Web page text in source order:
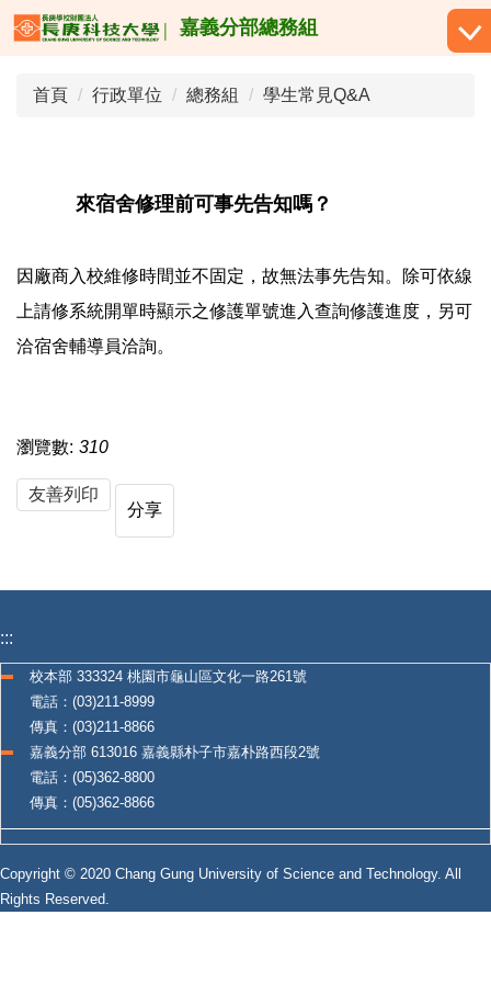
跳
到
嘉義分部總務組
首頁 行政單位 總務組 學生常見Q&A
來宿舍修理前可事先告知嗎？
因廠商入校維修時間並不固定，故無法事先告知。除可依線
上請修系統開單時顯示之修護單號進入查詢修護進度，另可
洽宿舍輔導員洽詢。
瀏覽數: 310
友善列印
分享
:::
校本部 333324 桃園市龜山區文化一路261號
電話：(03)211-8999
傳真：(03)211-8866
嘉義分部 613016 嘉義縣朴子市嘉朴路西段2號
電話：(05)362-8800
傳真：(05)362-8866
Copyright © 2020 Chang Gung University of Science and Technology. All
Rights Reserved.